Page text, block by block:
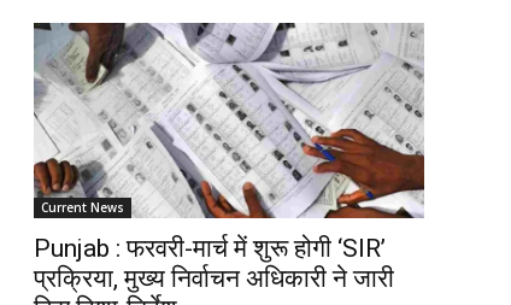
Current News
Punjab : फरवरी-मार्च में शुरू होगी ‘SIR’
प्रक्रिया, मुख्य निर्वाचन अधिकारी ने जारी